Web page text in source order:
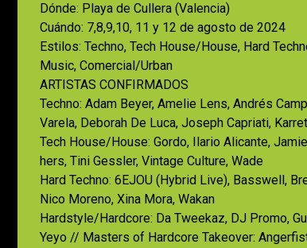
Dónde: Playa de Cullera (Valencia)
Cuándo: 7,8,9,10, 11 y 12 de agosto de 2024
Estilos: Techno, Tech House/House, Hard
Music, Comercial/Urban
ARTISTAS CONFIRMADOS
Techno: Adam Beyer, Amelie Lens, Andrés
Varela, Deborah De Luca, Joseph Capriati,
Tech House/House: Gordo, Ilario Alicante,
hers, Tini Gessler, Vintage Culture, Wade
Hard Techno: 6EJOU (Hybrid Live), Basswell,
Nico Moreno, Xina Mora, Wakan
Hardstyle/Hardcore: Da Tweekaz, DJ Promo,
Yeyo // Masters of Hardcore Takeover: